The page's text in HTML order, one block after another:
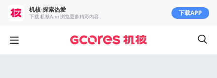
机核-探索热爱
下载 机核App 浏览更多精彩内容 下载APP